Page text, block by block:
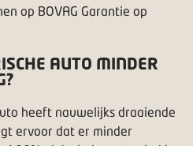
op BOVAG Garantie op
AUTO MINDER
heeft nauwelijks draaiende
ervoor dat er minder